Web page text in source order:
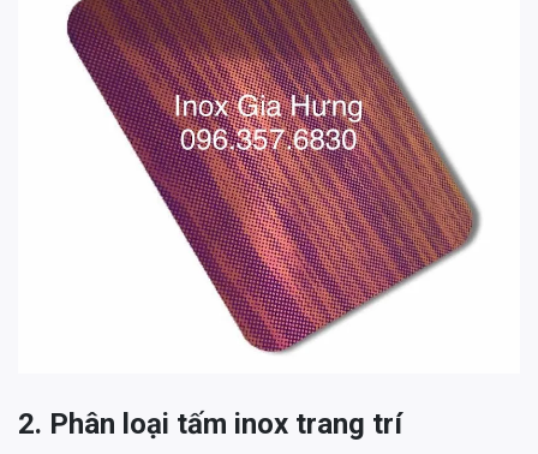
2. Phân loại tấm inox trang trí